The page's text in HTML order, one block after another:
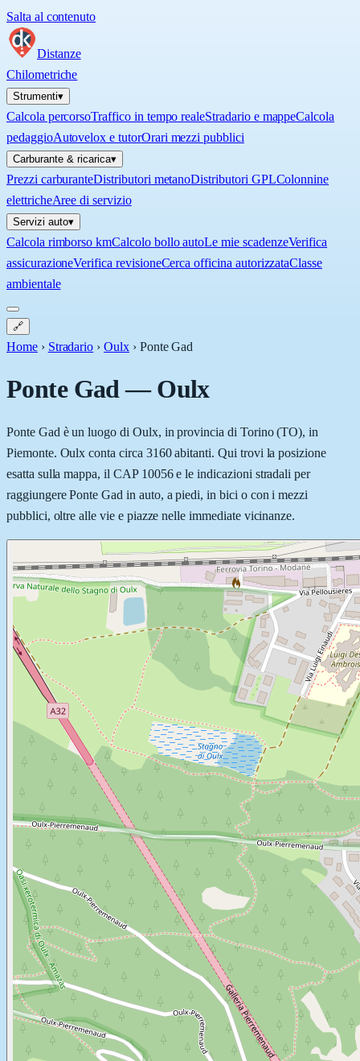
Salta al contenuto
Distanze
Chilometriche
Strumenti▾
Calcola percorsoTraffico in tempo realeStradario e mappeCalcola
pedaggioAutovelox e tutorOrari mezzi pubblici
Carburante & ricarica▾
Prezzi carburanteDistributori metanoDistributori GPLColonnine
elettricheAree di servizio
Servizi auto▾
Calcola rimborso kmCalcolo bollo autoLe mie scadenzeVerifica
assicurazioneVerifica revisioneCerca officina autorizzataClasse
ambientale
🔗
Home › Stradario › Oulx › Ponte Gad
Ponte Gad—Oulx
Ponte Gad è un luogo di Oulx, in provincia di Torino (TO), in
Piemonte. Oulx conta circa 3160 abitanti. Qui trovi la posizione
esatta sulla mappa, il CAP 10056 e le indicazioni stradali per
raggiungere Ponte Gad in auto, a piedi, in bici o con i mezzi
pubblici, oltre alle vie e piazze nelle immediate vicinanze.